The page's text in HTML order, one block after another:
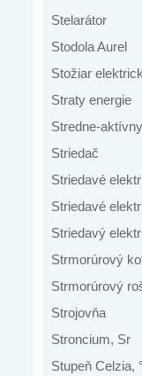
Stelarátor
Stodola Aurel
Stožiar
Straty energie
Stredne-
Striedač
Striedavé
Striedavé
Striedavý
Strmorúrový
Strmorúrový
Strojovňa
Stroncium, Sr
Stupeň Celzia,